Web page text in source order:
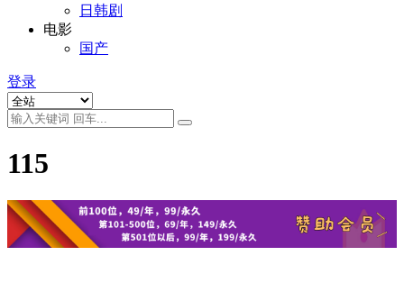
日韩剧
电影
国产
登录
115